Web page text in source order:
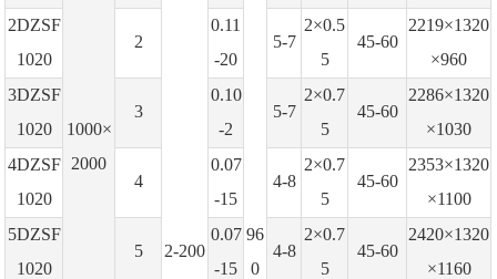
2-200
96
0
1000×
2000
2DZSF
1020
2
0.11
-20
5-7
2×0.5
5
45-60
2219×1320
×960
3DZSF
1020
3
0.10
-2
5-7
2×0.7
5
45-60
2286×1320
×1030
4DZSF
1020
4
0.07
-15
4-8
2×0.7
5
45-60
2353×1320
×1100
5DZSF
1020
5
0.07
-15
4-8
2×0.7
5
45-60
2420×1320
×1160